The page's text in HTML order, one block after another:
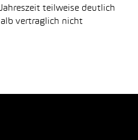
teilweise deutlich
vertraglich nicht